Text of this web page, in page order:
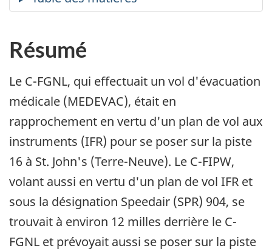
Résumé
Le C-FGNL, qui effectuait un vol d'évacuation
médicale (MEDEVAC), était en
rapprochement en vertu d'un plan de vol aux
instruments (IFR) pour se poser sur la piste
16 à St. John's (Terre-Neuve). Le C-FIPW,
volant aussi en vertu d'un plan de vol IFR et
sous la désignation Speedair (SPR) 904, se
trouvait à environ 12 milles derrière le C-
FGNL et prévoyait aussi se poser sur la piste